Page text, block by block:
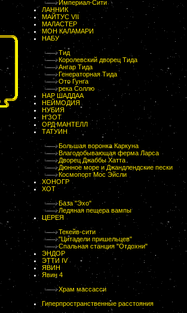
Империал-Сити
ЛАННИК
МАЙТУС VII
МАЛАСТЕР
МОН КАЛАМАРИ
НАБУ
Тид
Королевский дворец Тида
Ангар Тида
Генераторная Тида
Ото Гунга
река Соллю
НАР ШАДДАА
НЕЙМОДИЯ
НУБИЯ
Н'ЗОТ
ОРД МАНТЕЛЛ
ТАТУИН
Большая воронка Каркуна
Влагодобывающая ферма Ларса
Дворец Джаббы Хатта
Дюнное море и Джандлендские пески
Космопорт Мос Эйсли
ХОНОГР
ХОТ
База "Эхо"
Ледяная пещера вампы
ЦЕРЕЯ
Текейв-сити
"Цитадели пришельцев"
Спальная станция "Отдохни"
ЭНДОР
ЭТТИ IV
ЯВИН
Явин 4
Храм массасси
Гиперпространственные расстояния